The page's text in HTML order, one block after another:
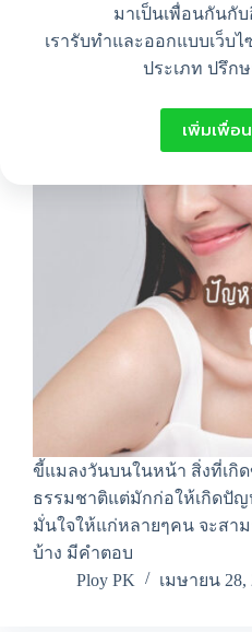
มาเป็นเพื่อนกันกับ
เรารับทำและออกแบบเว็บ
ประเภท ปรึก
เพิ่มเพื่อน
ขี้แมลงวันบนในหน้า สิ่งที่เกิ
ธรรมชาติแต่มักก่อให้เกิดปั
มั่นใจให้แก่หลายๆคน จะสา
บ้าง มีคำตอบ
Ploy PK
เมษายน 28,